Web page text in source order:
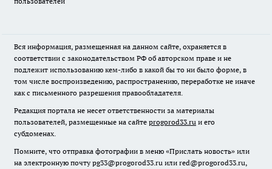
Вся информация, размещенная на данном сайте, охраняется в
соответствии с законодательством РФ об авторском праве и не
подлежит использованию кем-либо в какой бы то ни было форме, в
том числе воспроизведению, распространению, переработке не иначе
как с письменного разрешения правообладателя.
Редакция портала не несет ответственности за материалы
пользователей, размещенные на сайте progorod33.ru и его
субдоменах.
Помните, что отправка фотографии в меню «Прислать новость» или
на электронную почту pg33@progorod33.ru или red@progorod33.ru,